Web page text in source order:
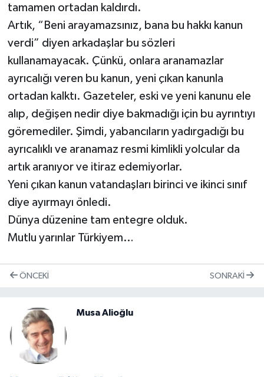
tamamen ortadan kaldırdı.
Artık, “Beni arayamazsınız, bana bu hakkı kanun
verdi” diyen arkadaşlar bu sözleri
kullanamayacak. Çünkü, onlara aranamazlar
ayrıcalığı veren bu kanun, yeni çıkan kanunla
ortadan kalktı. Gazeteler, eski ve yeni kanunu ele
alıp, değişen nedir diye bakmadığı için bu ayrıntıyı
göremediler. Şimdi, yabancıların yadırgadığı bu
ayrıcalıklı ve aranamaz resmi kimlikli yolcular da
artık aranıyor ve itiraz edemiyorlar.
Yeni çıkan kanun vatandaşları birinci ve ikinci sınıf
diye ayırmayı önledi.
Dünya düzenine tam entegre olduk.
Mutlu yarınlar Türkiyem…
ÖNCEKI SONRAKI
Musa Alioğlu